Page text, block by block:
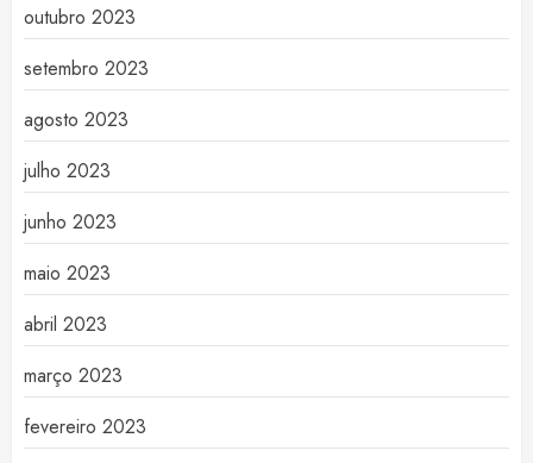
outubro 2023
setembro 2023
agosto 2023
julho 2023
junho 2023
maio 2023
abril 2023
março 2023
fevereiro 2023